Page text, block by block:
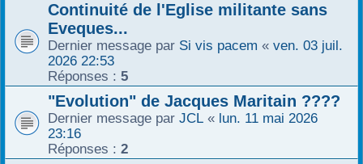
Continuité de l'Eglise militante sans
Eveques...
Dernier message par Si vis pacem « ven. 03 juil.
2026 22:53
Réponses : 5
"Evolution" de Jacques Maritain ????
Dernier message par JCL « lun. 11 mai 2026
23:16
Réponses : 2